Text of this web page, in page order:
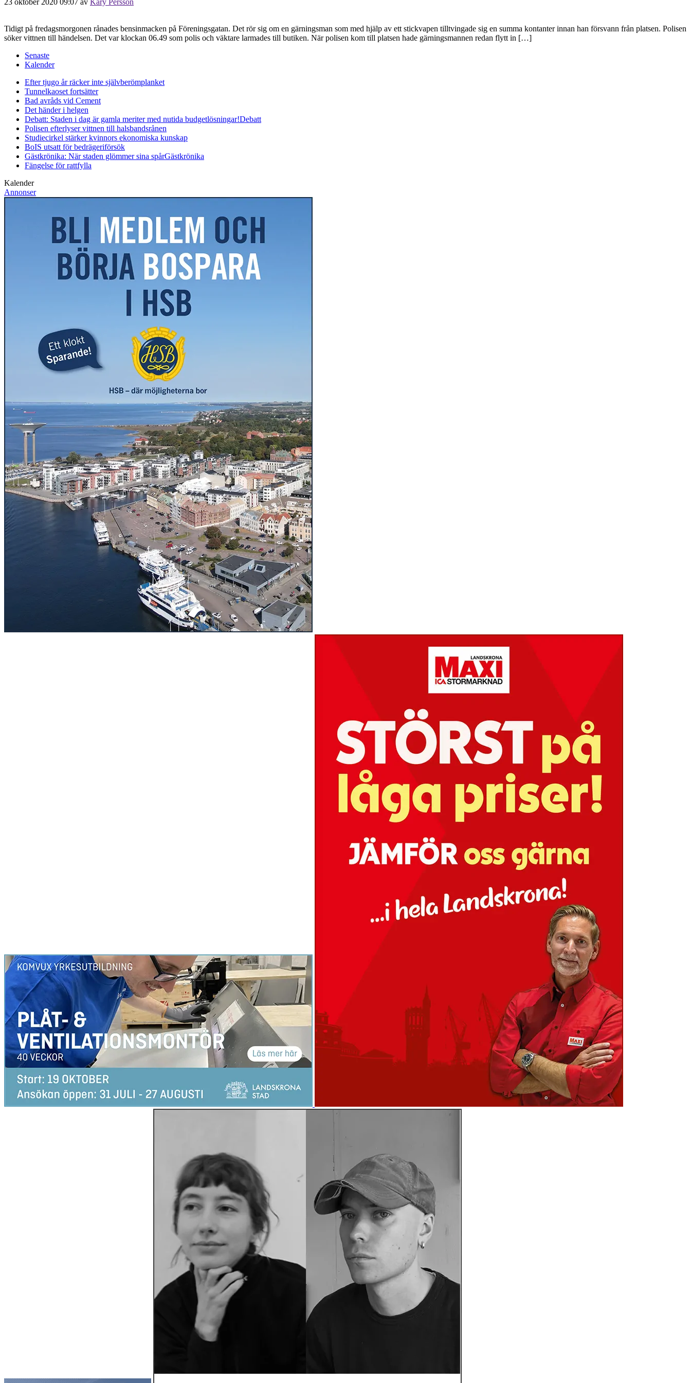
Tidigt på fredagsmorgonen rånades bensinmacken på Föreningsgatan. Det rör sig om en gärningsman som med hjälp av ett stickvapen tilltvingade sig en summa kontanter innan han försvann från platsen. Polisen
söker vittnen till händelsen. Det var klockan 06.49 som polis och väktare larmades till butiken. När polisen kom till platsen hade gärningsmannen redan flytt in […]
Senaste
Kalender
Efter tjugo år räcker inte självberömplanket
Tunnelkaoset fortsätter
Bad avråds vid Cement
Det händer i helgen
Debatt: Staden i dag är gamla meriter med nutida budgetlösningar!Debatt
Polisen efterlyser vittnen till halsbandsrånen
Studiecirkel stärker kvinnors ekonomiska kunskap
BoIS utsatt för bedrägeriförsök
Gästkrönika: När staden glömmer sina spårGästkrönika
Fängelse för rattfylla
Kalender
Annonser